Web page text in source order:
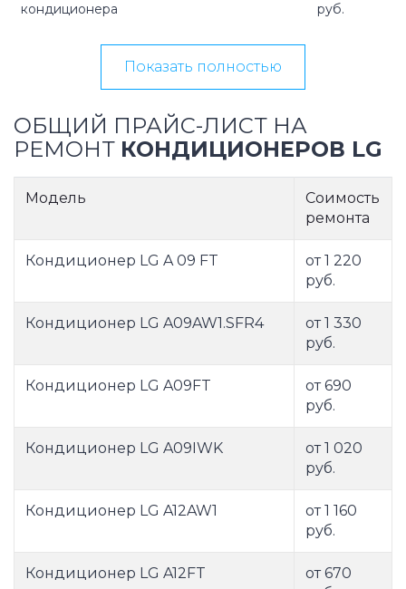
кондиционера
руб.
Показать полностью
ОБЩИЙ ПРАЙС-ЛИСТ НА
РЕМОНТ КОНДИЦИОНЕРОВ LG
Модель
Соимость
ремонта
Кондиционер LG A 09 FT
от 1 220
руб.
Кондиционер LG A09AW1.SFR4
от 1 330
руб.
Кондиционер LG A09FT
от 690
руб.
Кондиционер LG A09IWK
от 1 020
руб.
Кондиционер LG A12AW1
от 1 160
руб.
Кондиционер LG A12FT
от 670